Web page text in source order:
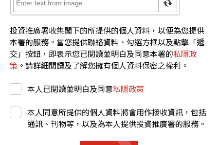
投資推廣署收集閣下的所提供的個人資料，以便為您提供
本署的服務。當您提供聯絡資料、勾選方框以及點擊「遞
交」按鈕，即表示您已閱讀並明白及同意本署的私隱政
策 。請詳細閱讀及了解您擁有個人資料保密之權利。
本人已閱讀並明白及同意私隱政策
本人同意所提供的個人資料將會用作接收資訊，包括
通訊、刊物等，以及為本人提供投資推廣署的服務。